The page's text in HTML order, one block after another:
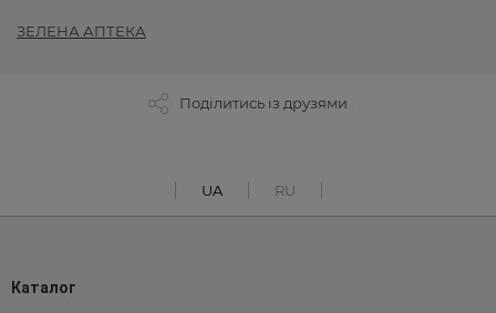
ЗЕЛЕНА АПТЕКА
Поділитись із друзями
UA RU
Каталог